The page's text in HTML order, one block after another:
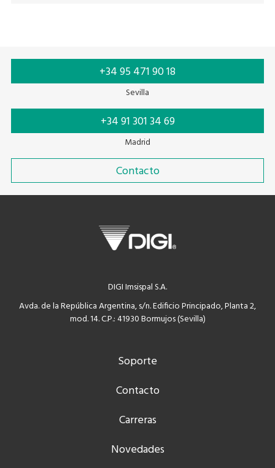
+34 95 471 90 18
Sevilla
+34 91 301 34 69
Madrid
Contacto
DIGI Imsispal S.A.
Avda. de la República Argentina, s/n. Edificio Principado, Planta 2,
mod. 14. C.P.: 41930 Bormujos (Sevilla)
Soporte
Contacto
Carreras
Novedades